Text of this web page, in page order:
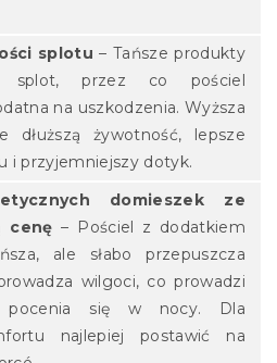
splotu – Tańsze produkty
splot, przez co pościel
na uszkodzenia. Wyższa
dłuższą żywotność, lepsze
i przyjemniejszy dotyk.
domieszek ze
cenę – Pościel z dodatkiem
ale słabo przepuszcza
wilgoci, co prowadzi
pocenia się w nocy. Dla
najlepiej postawić na